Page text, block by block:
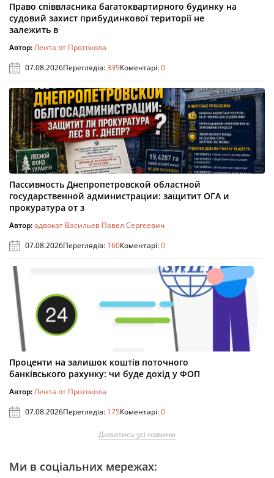
Право співвласника багатоквартирного будинку на
судовий захист прибудинкової території не
залежить в
Автор:Лента от Протокола
07.08.2026Переглядів:339Коментарі:0
Пассивность Днепропетровской областной
государственной администрации: защитит ОГА и
прокуратура от з
Автор:адвокат Васильев Павел Сергеевич
07.08.2026Переглядів: 160Коментарі:0
Проценти на залишок коштів поточного
банківського рахунку: чи буде дохід у ФОП
Автор:Лента от Протокола
07.08.2026Переглядів: 175Коментарі:0
Дивитись усі новини
Ми в соціальних мережах: